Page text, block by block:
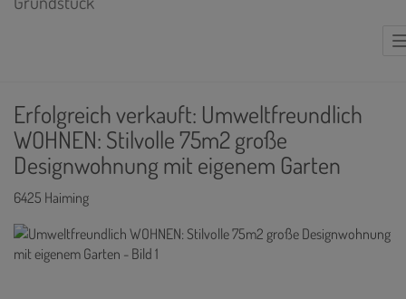
Erfolgreich verkauft: Umweltfreundlich
WOHNEN: Stilvolle 75m2 große
Designwohnung mit eigenem Garten
6425 Haiming